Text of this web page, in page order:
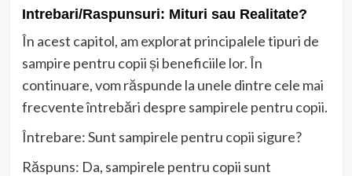
Intrebari/Raspunsuri: Mituri sau Realitate?
În acest capitol, am explorat principalele tipuri de
sampire pentru copii și beneficiile lor. În
continuare, vom răspunde la unele dintre cele mai
frecvente întrebări despre sampirele pentru copii.
Întrebare: Sunt sampirele pentru copii sigure?
Răspuns: Da, sampirele pentru copii sunt